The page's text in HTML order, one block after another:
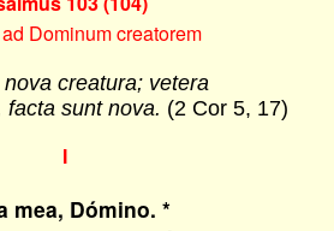
Dominum creatorem
creatura; vetera
sunt nova. (2 Cor 5, 17)
I
mea, Dómino. *